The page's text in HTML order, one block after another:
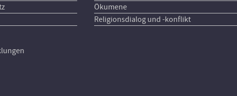
Ökumene
Religionsdialog und -konflikt